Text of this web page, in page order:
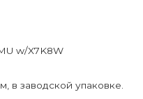
w/X7K8W
в заводской упаковке.